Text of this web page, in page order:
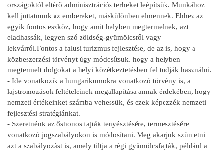
országoktól eltérő adminisztrációs terheket leépítsük. Munkához
kell juttatnunk az embereket, máskülönben elmennek. Ehhez az
egyik fontos eszköz, hogy amit helyben megtermelnek, azt
eladhassák, legyen szó zöldség-gyümölcsről vagy
lekvárról.Fontos a falusi turizmus fejlesztése, de az is, hogy a
közbeszerzési törvényt úgy módosítsuk, hogy a helyben
megtermelt dolgokat a helyi közétkeztetésben fel tudják használni.
- Ide vonatkozik a hungarikumokra vonatkozó törvény is, a
lajstromozások feltételeinek megállapítása annak érdekében, hogy
nemzeti értékeinket számba vehessük, és ezek képezzék nemzeti
fejlesztési stratégiánkat.
- Szeretnénk az őshonos fajták tenyésztésére, termesztésére
vonatkozó jogszabályokon is módosítani. Meg akarjuk szüntetni
azt a szabályozást is, amely tiltja a régi gyümölcsfajták, például a